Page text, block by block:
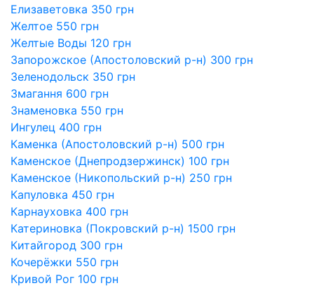
Елизаветовка 350 грн
Желтое 550 грн
Желтые Воды 120 грн
Запорожское (Апостоловский р-н) 300 грн
Зеленодольск 350 грн
Змагання 600 грн
Знаменовка 550 грн
Ингулец 400 грн
Каменка (Апостоловский р-н) 500 грн
Каменское (Днепродзержинск) 100 грн
Каменское (Никопольский р-н) 250 грн
Капуловка 450 грн
Карнауховка 400 грн
Катериновка (Покровский р-н) 1500 грн
Китайгород 300 грн
Кочерёжки 550 грн
Кривой Рог 100 грн